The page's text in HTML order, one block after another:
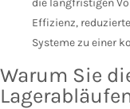
die langfristigen
Effizienz,
Systeme zu einer
Warum Sie